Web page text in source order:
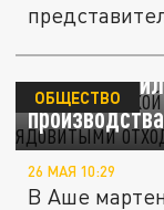
В
производства
ОБЩЕСТВО
26 МАЯ 10:29
В Аше